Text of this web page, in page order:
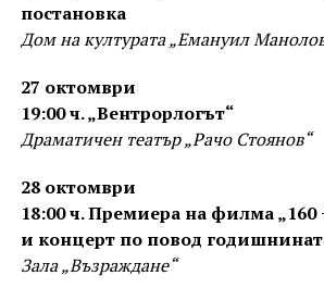
постановка
Дом на културата „Емануил
27 октомври
19:00 ч. „Вентрорлогът“
Драматичен театър „Рачо Стоянов“
28 октомври
18:00 ч. Премиера на филма „160
и концерт по повод
Зала „Възраждане“